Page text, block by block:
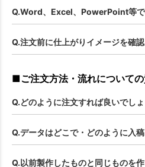
Q.Word、Excel、PowerPoint等で
Q.注文前に仕上がりイメージを確認
■ご注文方法・流れについての
Q.どのように注文すれば良いでしょ
Q.データはどこで・どのように入稿
Q.以前製作したものと同じものを